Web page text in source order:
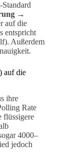
→
auf die
entspricht
Außerdem
auf die
ihre
Rate
flüssigere
4000–
jedoch